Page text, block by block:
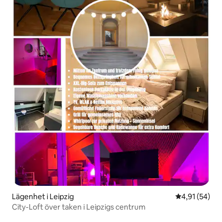
Lägenhet i Leipzig 4,91 av 5 i
4,91 (54)
City-Loft över taken i Leipzigs centrum